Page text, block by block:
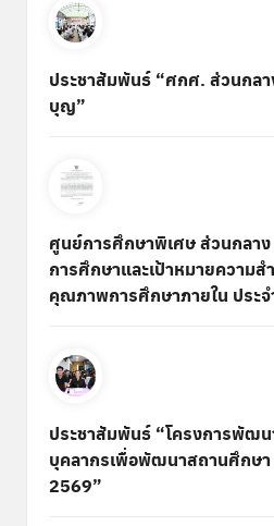
ประชาสัมพันธ์ “ศกศ. ส่วนกล
บุญ”
ศูนย์การศึกษาพิเศษ ส่วนกลาง
การศึกษาและเป้าหมายความส
คุณภาพการศึกษาภายใน ประ
ประชาสัมพันธ์ “โครงการพัฒ
บุคลากรเพื่อพัฒนาสถานศึกษา
2569”